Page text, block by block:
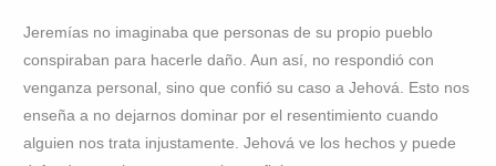
Jeremías no imaginaba que personas de su propio pueblo
conspiraban para hacerle daño. Aun así, no respondió con
venganza personal, sino que confió su caso a Jehová. Esto nos
enseña a no dejarnos dominar por el resentimiento cuando
alguien nos trata injustamente. Jehová ve los hechos y puede